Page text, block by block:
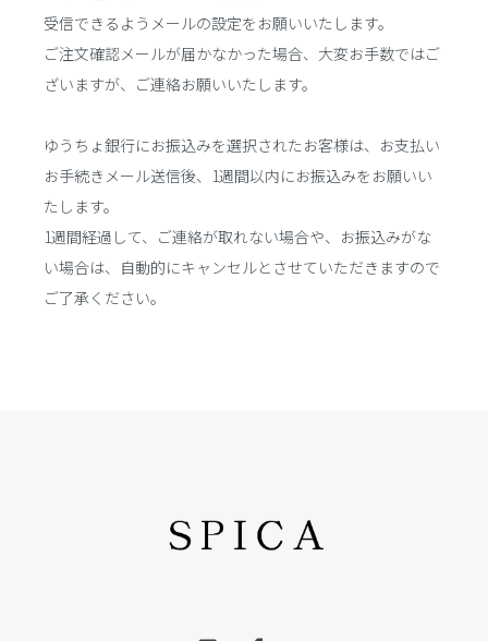
受信できるようメールの設定をお願いいたします。
ご注文確認メールが届かなかった場合、大変お手数ではご
ざいますが、ご連絡お願いいたします。
ゆうちょ銀行にお振込みを選択されたお客様は、お支払い
お手続きメール送信後、1週間以内にお振込みをお願いい
たします。
1週間経過して、ご連絡が取れない場合や、お振込みがな
い場合は、自動的にキャンセルとさせていただきますので
ご了承ください。